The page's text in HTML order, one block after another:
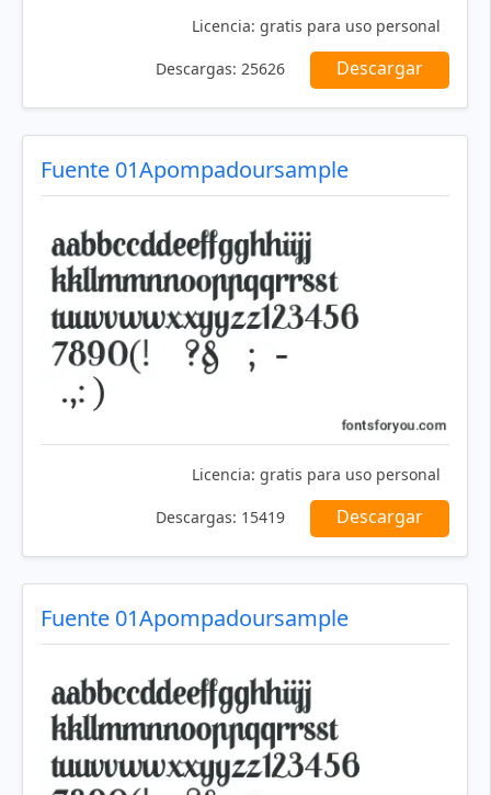
Licencia: gratis para uso personal
Descargas: 25626 Descargar
Fuente 01Apompadoursample
Licencia: gratis para uso personal
Descargas: 15419 Descargar
Fuente 01Apompadoursample